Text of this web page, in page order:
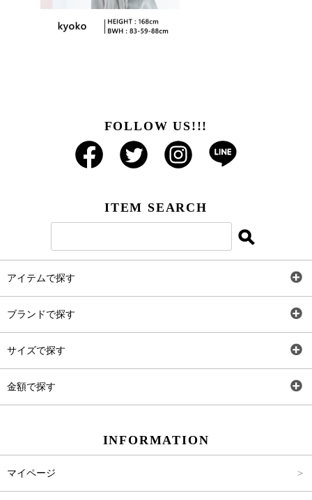
FOLLOW US!!!
ITEM SEARCH
アイテムで探す
ブランドで探す
サイズで探す
金額で探す
INFORMATION
マイページ